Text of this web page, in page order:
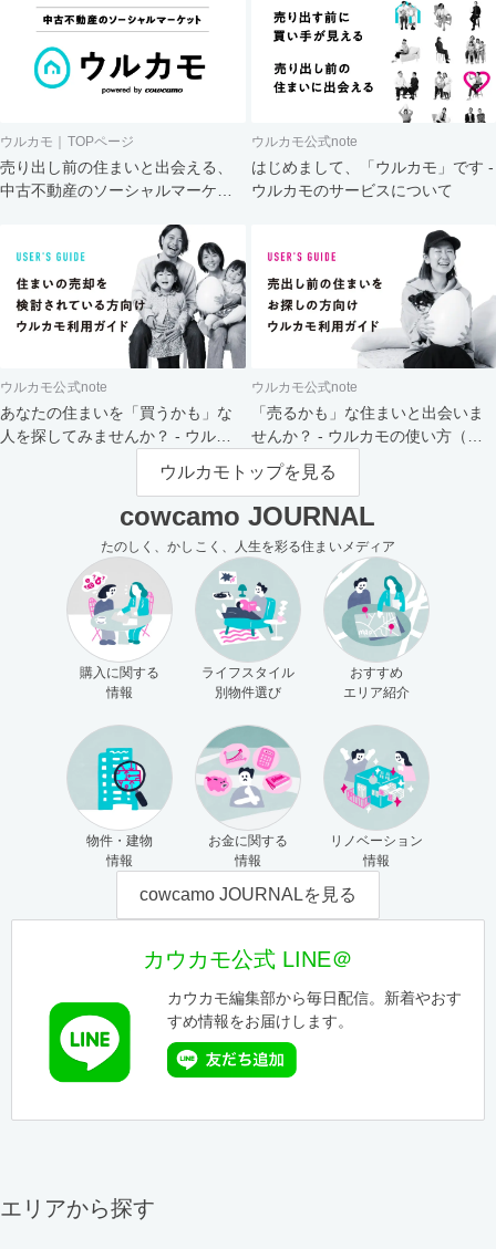
ウルカモ｜TOPページ
売り出し前の住まいと出会える、
中古不動産のソーシャルマーケッ
ウルカモ公式note
はじめまして、「ウルカモ」です -
ウルカモのサービスについて
ウルカモ公式note
あなたの住まいを「買うかも」な
人を探してみませんか？ - ウルカ
ウルカモ公式note
「売るかも」な住まいと出会いま
せんか？ - ウルカモの使い方（買
主さま向け）
ウルカモトップを見る
cowcamo JOURNAL
たのしく、かしこく、人生を彩る住まいメディア
購入に関する
情報
ライフスタイル
別物件選び
おすすめ
エリア紹介
物件・建物
情報
お金に関する
情報
リノベーション
情報
cowcamo JOURNALを見る
カウカモ公式 LINE＠
カウカモ編集部から毎日配信。新着やおす
すめ情報をお届けします。
エリアから探す